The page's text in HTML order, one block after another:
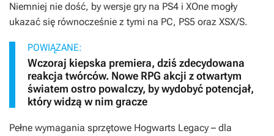
Niemniej nie dość, by wersje gry na PS4 i XOne mogły
ukazać się równocześnie z tymi na PC, PS5 oraz XSX/S.
POWIĄZANE:
Wczoraj kiepska premiera, dziś zdecydowana
reakcja twórców. Nowe RPG akcji z otwartym
światem ostro powalczy, by wydobyć potencjał,
który widzą w nim gracze
Pełne wymagania sprzętowe Hogwarts Legacy – dla